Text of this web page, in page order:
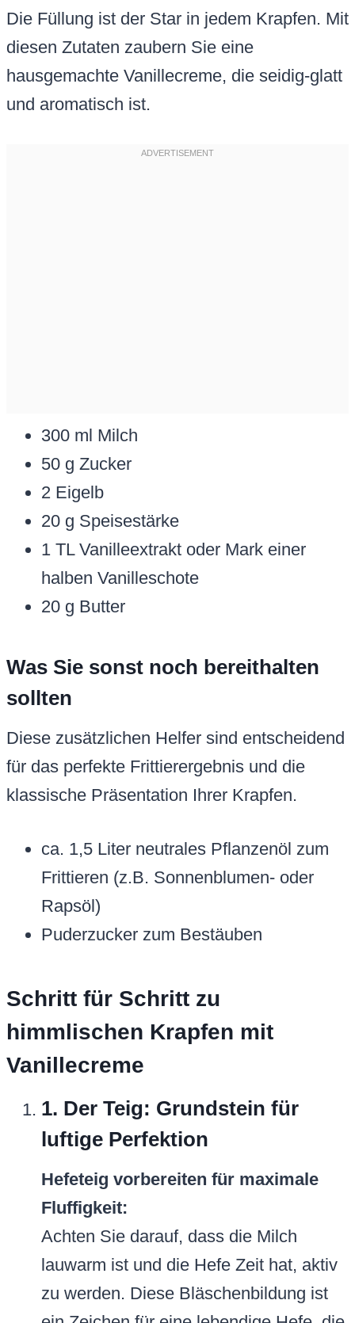
Die Füllung ist der Star in jedem Krapfen. Mit
diesen Zutaten zaubern Sie eine
hausgemachte Vanillecreme, die seidig-glatt
und aromatisch ist.
300 ml Milch
50 g Zucker
2 Eigelb
20 g Speisestärke
1 TL Vanilleextrakt oder Mark einer
halben Vanilleschote
20 g Butter
Was Sie sonst noch bereithalten
sollten
Diese zusätzlichen Helfer sind entscheidend
für das perfekte Frittierergebnis und die
klassische Präsentation Ihrer Krapfen.
ca. 1,5 Liter neutrales Pflanzenöl zum
Frittieren (z.B. Sonnenblumen- oder
Rapsöl)
Puderzucker zum Bestäuben
Schritt für Schritt zu
himmlischen Krapfen mit
Vanillecreme
1. Der Teig: Grundstein für
luftige Perfektion
Hefeteig vorbereiten für maximale
Fluffigkeit:
Achten Sie darauf, dass die Milch
lauwarm ist und die Hefe Zeit hat, aktiv
zu werden. Diese Bläschenbildung ist